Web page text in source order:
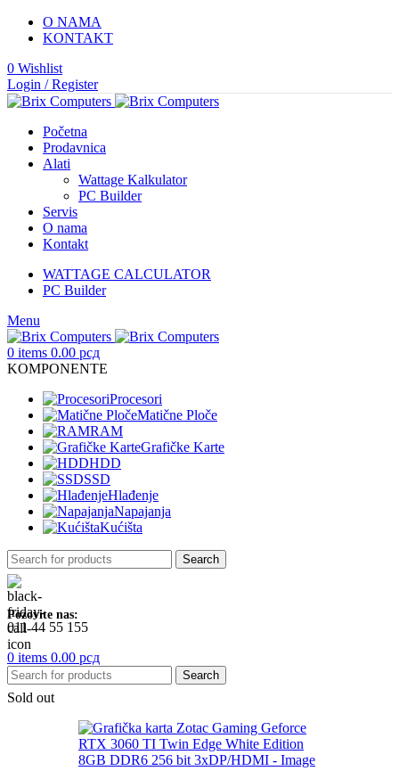
O NAMA
KONTAKT
0 Wishlist
Login / Register
Početna
Prodavnica
Alati
Wattage Kalkulator
PC Builder
Servis
O nama
Kontakt
WATTAGE CALCULATOR
PC Builder
Menu
0 items 0.00 рсд
KOMPONENTE
Procesori
Matične Ploče
RAM
Grafičke Karte
HDD
SSD
Hlađenje
Napajanja
Kućišta
Search
Pozovite nas:
011 44 55 155
0 items 0.00 рсд
Search
Sold out